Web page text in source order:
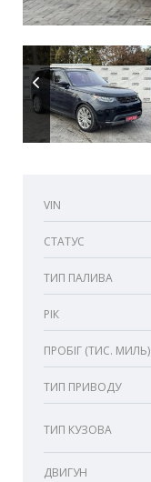
VIN
СТАТУС
ТИП ПАЛИВА
РІК
ПРОБІГ (ТИС. МИЛЬ)
ТИП ПРИВОДУ
ТИП КУЗОВА
ДВИГУН